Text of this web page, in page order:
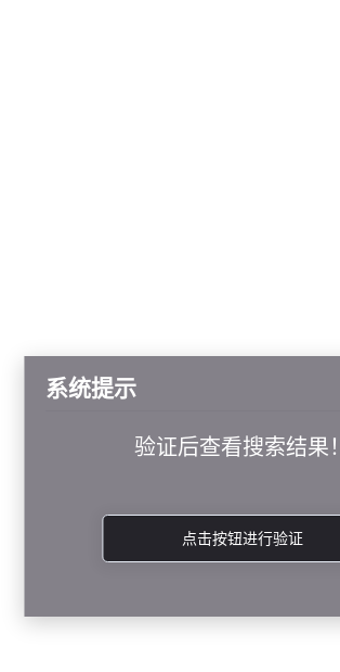
系统提示
验证后查看搜索结果！
点击按钮进行验证